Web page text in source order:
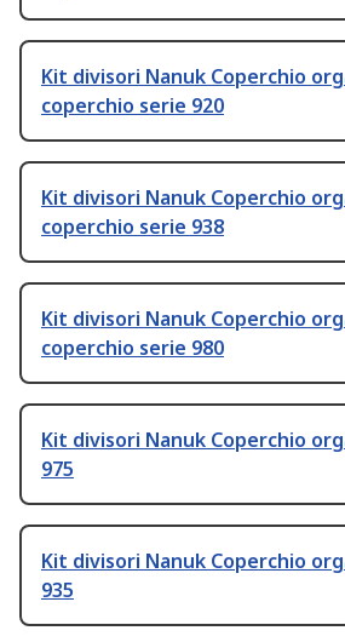
Kit divisori Nanuk Coperchio
coperchio serie 920
Kit divisori Nanuk Coperchio
coperchio serie 938
Kit divisori Nanuk Coperchio
coperchio serie 980
Kit divisori Nanuk Coperchio
975
Kit divisori Nanuk Coperchio
935